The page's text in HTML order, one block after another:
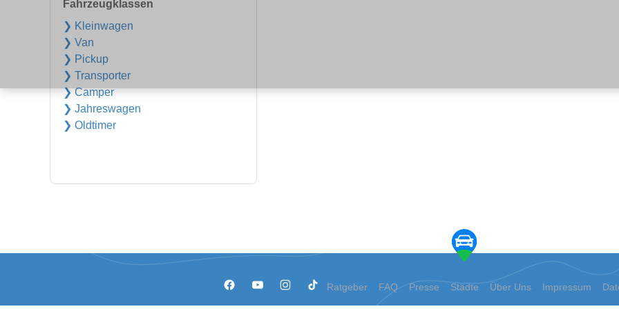
Fahrzeugklassen
❯ Kleinwagen
❯ Van
❯ Pickup
❯ Transporter
❯ Camper
❯ Jahreswagen
❯ Oldtimer
Ratgeber FAQ Presse Städte Über Uns Impressum